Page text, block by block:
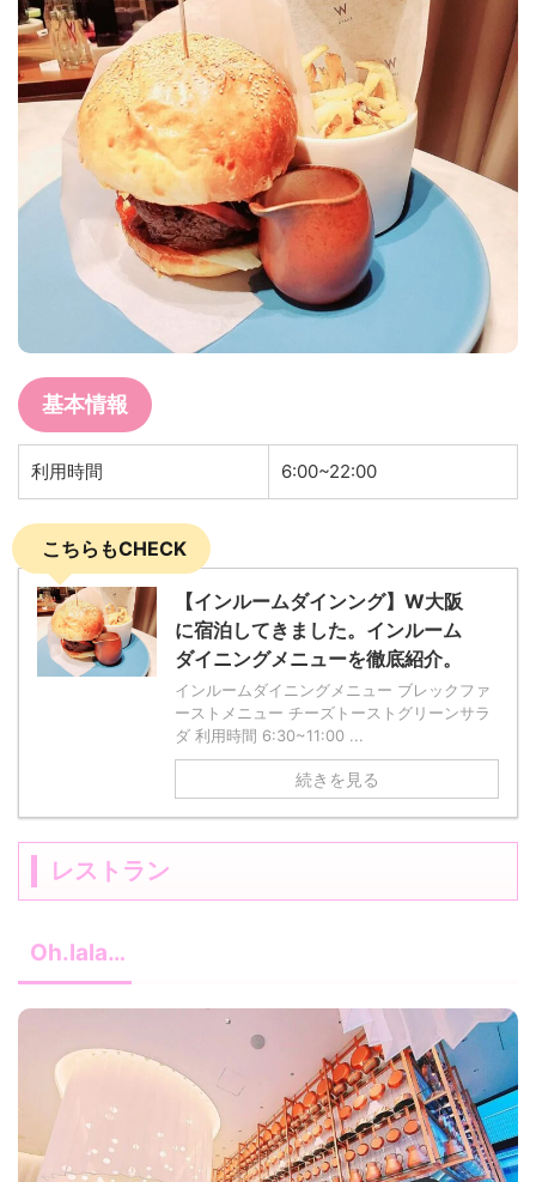
基本情報
利用時間 6:00~22:00
こちらもCHECK
【インルームダインング】W大阪
に宿泊してきました。インルーム
ダイニングメニューを徹底紹介。
インルームダイニングメニュー ブレックファ
ーストメニュー チーズトーストグリーンサラ
ダ 利用時間 6:30~11:00 ...
続きを見る
レストラン
Oh.lala…